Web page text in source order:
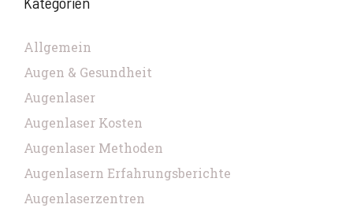
Allgemein
Augen & Gesundheit
Augenlaser
Augenlaser Kosten
Augenlaser Methoden
Augenlasern Erfahrungsberichte
Augenlaserzentren